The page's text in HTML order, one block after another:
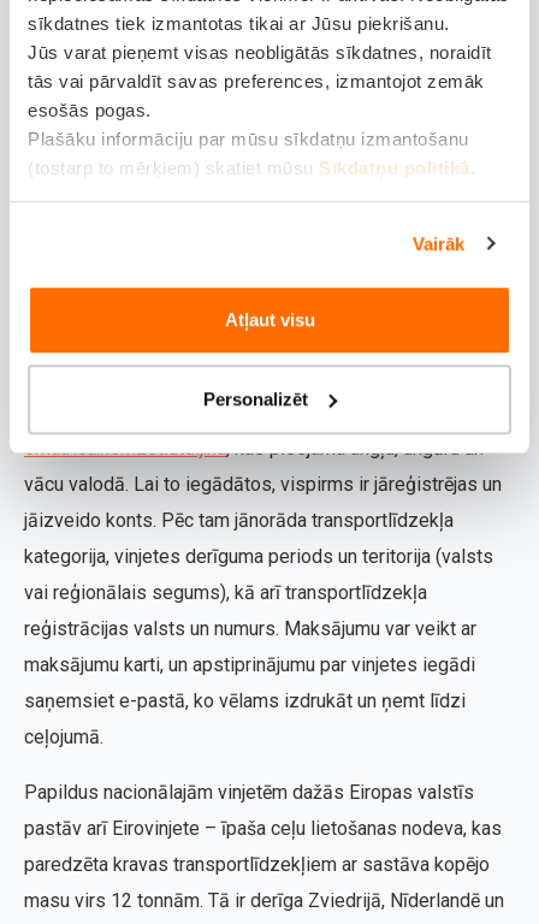
sīkdatnes tiek izmantotas tikai ar Jūsu piekrišanu.
Jūs varat pieņemt visas neobligātās sīkdatnes, noraidīt
tās vai pārvaldīt savas preferences, izmantojot zemāk
esošās pogas.
Plašāku informāciju par mūsu sīkdatņu izmantošanu
(tostarp to mērķiem) skatiet mūsu Sīkdatņu politikā
Vairāk
Atļaut visu
Personalizēt
par ceļu lietošanas nodevām un vinjetēm. Aplūkosim, kā
iegādāties vinjeti Slovākijā un Ungārijā, kā arī apskatīsim
Eirovinjetes lietošanas iespējas dažās valstīs.
Slovākijā vinjete ir obligāta visiem mehāniskajiem
transportlīdzekļiem, kuru pieļaujamā kopējā masa
365 dienām. Elektroniskās vinjetes tiek iegādātas pirms
iebraukšanas maksas ceļu posmos, ko apzīmē ar īpašām
ceļa zīmēm – uz tām attēlota balta automašīna uz zila
fona.
Ungārijā vinjeti var iegādāties tiešsaistē vietnē
ematrica.nemzetiutdij.hu, kas pieejama angļu, ungāru un
vācu valodā. Lai to iegādātos, vispirms ir jāreģistrējas un
jāizveido konts. Pēc tam jānorāda transportlīdzekļa
kategorija, vinjetes derīguma periods un teritorija (valsts
vai reģionālais segums), kā arī transportlīdzekļa
reģistrācijas valsts un numurs. Maksājumu var veikt ar
maksājumu karti, un apstiprinājumu par vinjetes iegādi
saņemsiet e-pastā, ko vēlams izdrukāt un ņemt līdzi
ceļojumā.
Papildus nacionālajām vinjetēm dažās Eiropas valstīs
pastāv arī Eirovinjete – īpaša ceļu lietošanas nodeva, kas
paredzēta kravas transportlīdzekļiem ar sastāva kopējo
masu virs 12 tonnām. Tā ir derīga Zviedrijā, Nīderlandē un